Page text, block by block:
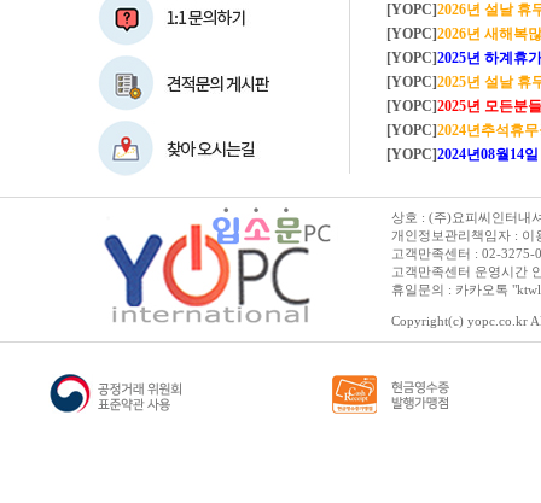
[YOPC]2026년 설날 휴
[YOPC]2026년 새해복많
[YOPC]2025년 하계휴가 8/2~8/5
[YOPC]2025년 설날 휴
[YOPC]2025년 모든분들 새해복
[YOPC]2024년추석휴
[YOPC]2024년08월14일 수요일 택
상호 : (주)요피씨인터내
개인정보관리책임자 : 이
고객만족센터 : 02-3275-
고객만족센터 운영시간
휴일문의 : 카카오톡
Copyright(c) yopc.co.kr